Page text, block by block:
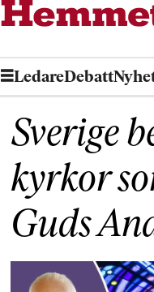
LedareDebatt
Sverige
kyrkor
Guds